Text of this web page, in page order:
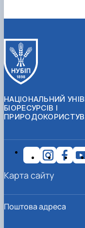
НАЦІОНАЛЬНИЙ
БІОРЕСУРСІВ І
Поштова адреса
Карта сайту